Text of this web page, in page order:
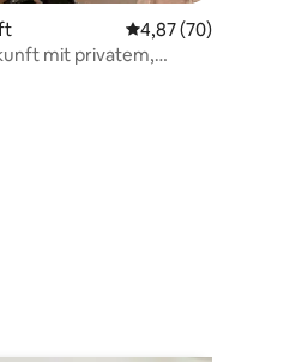
von 5, 234 Bewertungen
Durchschnittliche
4,87 (70)
mit privatem,